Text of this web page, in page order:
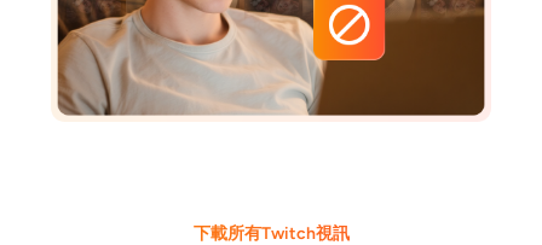
下載所有Twitch視訊